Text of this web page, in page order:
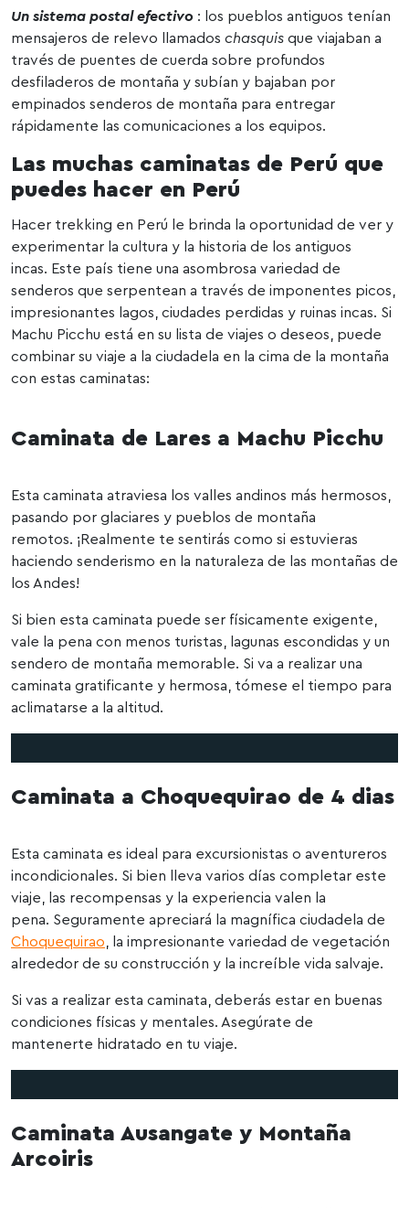
Un sistema postal efectivo : los pueblos antiguos tenían
mensajeros de relevo llamados chasquis que viajaban a
través de puentes de cuerda sobre profundos
desfiladeros de montaña y subían y bajaban por
empinados senderos de montaña para entregar
rápidamente las comunicaciones a los equipos.
Las muchas caminatas de Perú que
puedes hacer en Perú
Hacer trekking en Perú le brinda la oportunidad de ver y
experimentar la cultura y la historia de los antiguos
incas. Este país tiene una asombrosa variedad de
senderos que serpentean a través de imponentes picos,
impresionantes lagos, ciudades perdidas y ruinas incas. Si
Machu Picchu está en su lista de viajes o deseos, puede
combinar su viaje a la ciudadela en la cima de la montaña
con estas caminatas:
Caminata de Lares a Machu Picchu
Esta caminata atraviesa los valles andinos más hermosos,
pasando por glaciares y pueblos de montaña
remotos. ¡Realmente te sentirás como si estuvieras
haciendo senderismo en la naturaleza de las montañas de
los Andes!
Si bien esta caminata puede ser físicamente exigente,
vale la pena con menos turistas, lagunas escondidas y un
sendero de montaña memorable. Si va a realizar una
caminata gratificante y hermosa, tómese el tiempo para
aclimatarse a la altitud.
Caminata a Choquequirao de 4 dias
Esta caminata es ideal para excursionistas o aventureros
incondicionales. Si bien lleva varios días completar este
viaje, las recompensas y la experiencia valen la
pena. Seguramente apreciará la magnífica ciudadela de
Choquequirao, la impresionante variedad de vegetación
alrededor de su construcción y la increíble vida salvaje.
Si vas a realizar esta caminata, deberás estar en buenas
condiciones físicas y mentales. Asegúrate de
mantenerte hidratado en tu viaje.
Caminata Ausangate y Montaña
Arcoiris